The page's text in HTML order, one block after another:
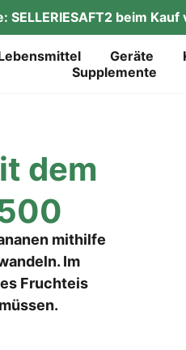
SELLERIESAFT2 beim
Gerä­te
Sup­ple­men­te
dem
mithilfe
Im
Fruchteis